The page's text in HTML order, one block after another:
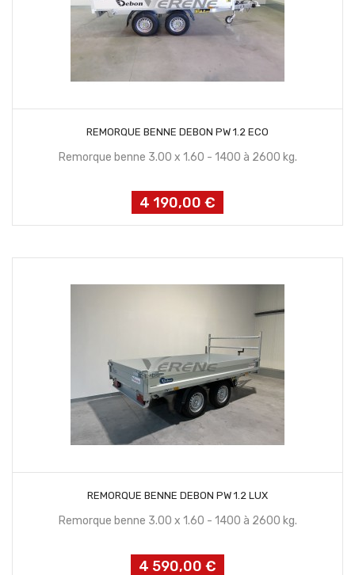
REMORQUE BENNE DEBON PW 1.2 ECO
Remorque benne 3.00 x 1.60 - 1400 à 2600 kg.
Prix
4 190,00 €
REMORQUE BENNE DEBON PW 1.2 LUX
Remorque benne 3.00 x 1.60 - 1400 à 2600 kg.
Prix
4 590,00 €